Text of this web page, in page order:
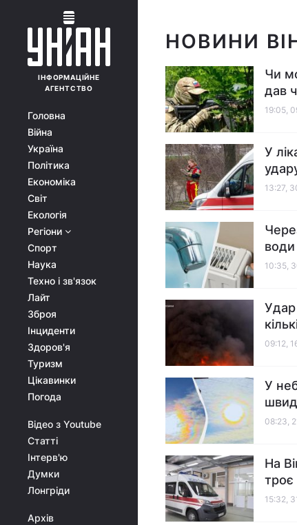
ІНФОРМАЦІЙНЕ
АГЕНТСТВО
Головна
Війна
Україна
Політика
Економіка
Світ
Екологія
Регіони
Спорт
Наука
Техно і зв'язок
Лайт
Зброя
Інциденти
Здоров'я
Туризм
Цікавинки
Погода
Відео з Youtube
Статті
Інтерв'ю
Думки
Лонгріди
Архів
НОВИНИ
Чи
дав
19:05,
У
13:27,
води
10:35,
Удар
09:12,
У
08:23,
На
троє
15:32,